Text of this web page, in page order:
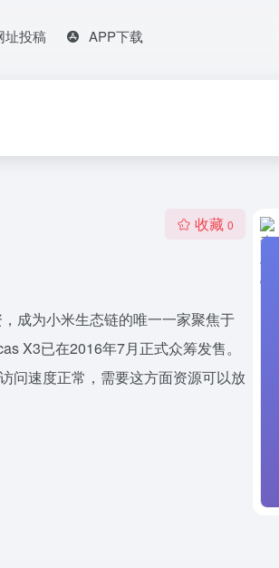
址投稿 APP下载
收藏 0
成为小米生态链的唯一一家聚焦于
X3已在2016年7月正式众筹发售。
问速度正常，需要这方面资源可以放